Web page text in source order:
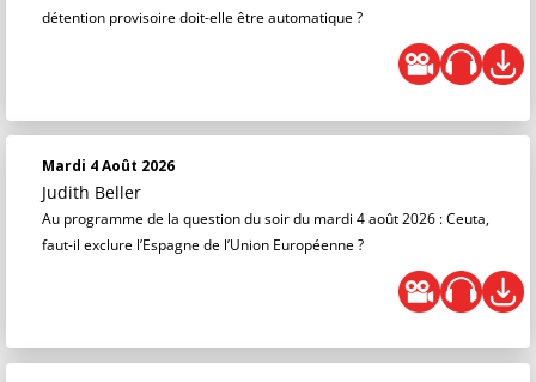
détention provisoire doit-elle être automatique ?
Mardi 4 Août 2026
Judith Beller
Au programme de la question du soir du mardi 4 août 2026 : Ceuta,
faut-il exclure l’Espagne de l’Union Européenne ?